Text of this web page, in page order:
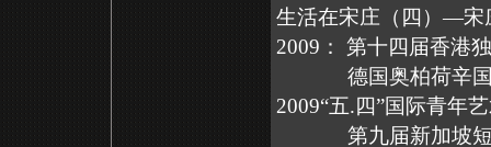
生活在宋庄（四）—
2009： 第十四届
德国奥柏荷
2009“五.四”国
第九届新